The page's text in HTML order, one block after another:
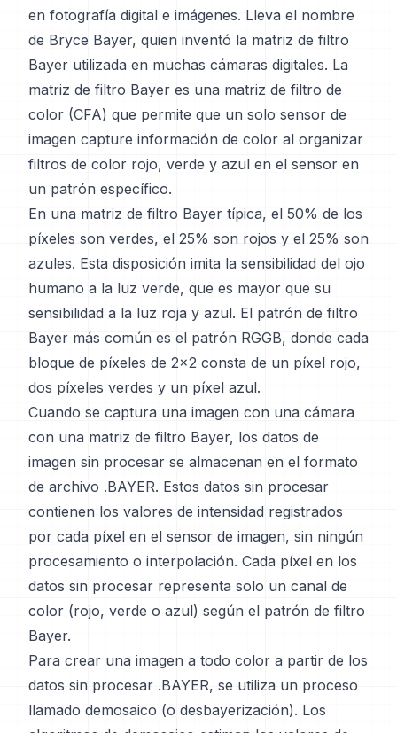
en fotografía digital e imágenes. Lleva el nombre
de Bryce Bayer, quien inventó la matriz de filtro
Bayer utilizada en muchas cámaras digitales. La
matriz de filtro Bayer es una matriz de filtro de
color (CFA) que permite que un solo sensor de
imagen capture información de color al organizar
filtros de color rojo, verde y azul en el sensor en
un patrón específico.
En una matriz de filtro Bayer típica, el 50% de los
píxeles son verdes, el 25% son rojos y el 25% son
azules. Esta disposición imita la sensibilidad del ojo
humano a la luz verde, que es mayor que su
sensibilidad a la luz roja y azul. El patrón de filtro
Bayer más común es el patrón RGGB, donde cada
bloque de píxeles de 2x2 consta de un píxel rojo,
dos píxeles verdes y un píxel azul.
Cuando se captura una imagen con una cámara
con una matriz de filtro Bayer, los datos de
imagen sin procesar se almacenan en el formato
de archivo .BAYER. Estos datos sin procesar
contienen los valores de intensidad registrados
por cada píxel en el sensor de imagen, sin ningún
procesamiento o interpolación. Cada píxel en los
datos sin procesar representa solo un canal de
color (rojo, verde o azul) según el patrón de filtro
Bayer.
Para crear una imagen a todo color a partir de los
datos sin procesar .BAYER, se utiliza un proceso
llamado demosaico (o desbayerización). Los